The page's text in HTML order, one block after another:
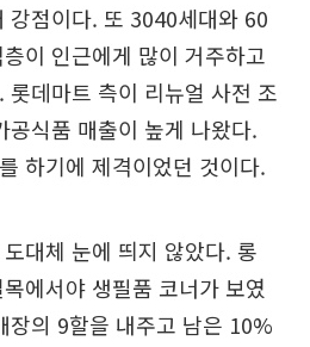
강점이다. 또 3040세대와 60
이 인근에게 많이 거주하고
롯데마트 측이 리뉴얼 사전 조
식품 매출이 높게 나왔다.
하기에 제격이었던 것이다.
대체 눈에 띄지 않았다. 롱
에서야 생필품 코너가 보였
장의 9할을 내주고 남은 10%